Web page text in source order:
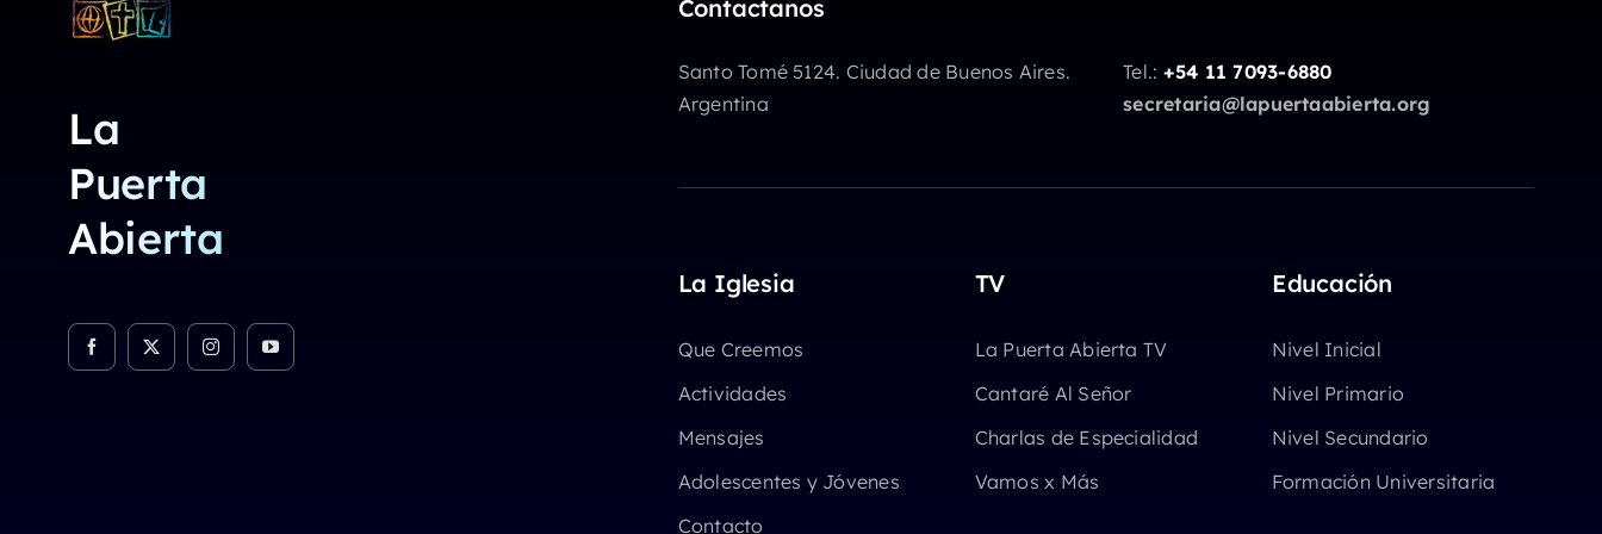
La
Puerta
Abierta
Contactanos
Santo Tomé 5124. Ciudad de Buenos Aires.
Argentina
Tel.: +54 11 7093-6880
secretaria@lapuertaabierta.org
La Iglesia
Que Creemos
Actividades
Mensajes
Adolescentes y Jóvenes
Contacto
TV
La Puerta Abierta TV
Cantaré Al Señor
Charlas de Especialidad
Vamos x Más
Educación
Nivel Inicial
Nivel Primario
Nivel Secundario
Formación Universitaria